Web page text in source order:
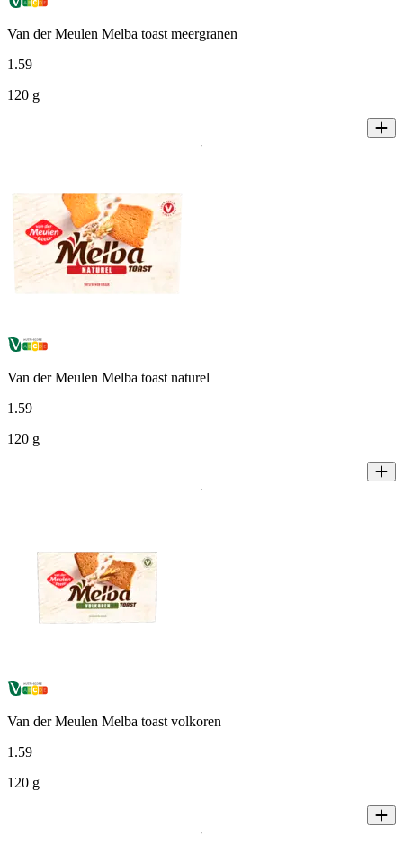
Van der Meulen Melba toast meergranen
1 .59
120 g
Van der Meulen Melba toast naturel
1 .59
120 g
Van der Meulen Melba toast volkoren
1 .59
120 g